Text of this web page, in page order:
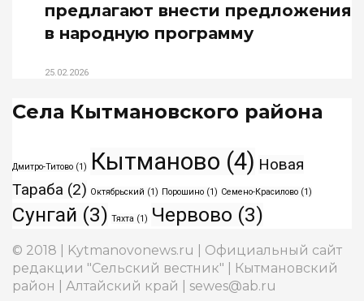
предлагают внести предложения
в народную программу
25.02.2026
Села Кытмановского района
Дмитро-Титово (1) Кытманово (4) Новая
Тараба (2) Октябрьский (1) Порошино (1) Семено-Красилово (1)
Сунгай (3) Тяхта (1) Червово (3)
© 2018 | Kytmanovonews.ru | Официальный сайт
редакции "Сельский вестник" | Кытмановский
район | Алтайский край | sewes@ab.ru